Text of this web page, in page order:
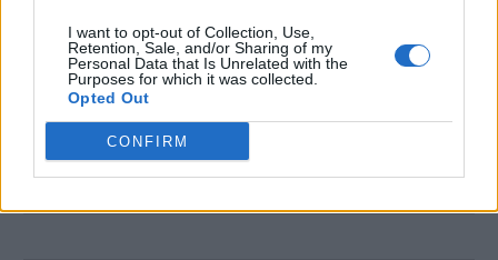
I want to opt-out of Collection, Use,
Retention, Sale, and/or Sharing of my
Personal Data that Is Unrelated with the
Purposes for which it was collected.
Opted Out
CONFIRM
Ferrari